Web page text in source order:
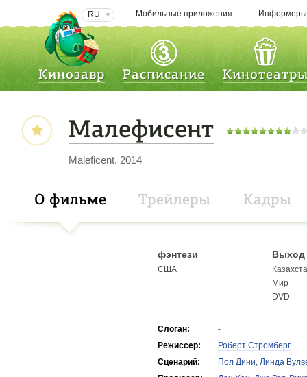
RU Мобильные приложения Информеры
Кинозавр Расписание
Малефисент
Maleficent, 2014
О фильме Трейлеры Кадры
фэнтези Выход
США
Мир
DVD
Слоган:
-
Режиссер:
Роберт Стромберг
Сценарий:
Пол Дини, Линда